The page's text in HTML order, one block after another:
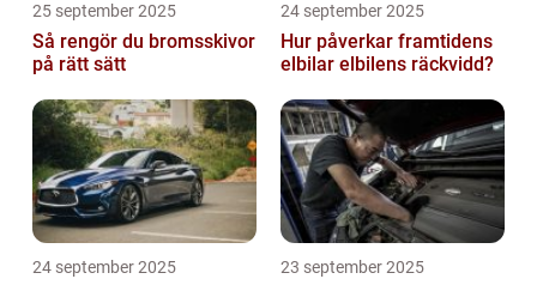
25 september 2025
Så rengör du bromsskivor
på rätt sätt
24 september 2025
Hur påverkar framtidens
elbilar elbilens räckvidd?
24 september 2025 23 september 2025